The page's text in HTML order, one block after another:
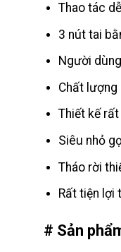
Thao tác
3 nút tai
Người
Chất lượng
Thiết kế
Siêu nhỏ
Tháo rời
Rất tiện lợi
# Sản